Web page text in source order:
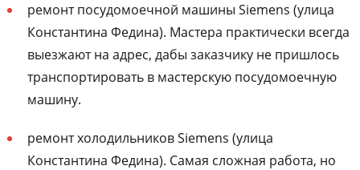
ремонт посудомоечной машины Siemens (улица
Константина Федина). Мастера практически всегда
выезжают на адрес, дабы заказчику не пришлось
транспортировать в мастерскую посудомоечную
машину.
ремонт холодильников Siemens (улица
Константина Федина). Самая сложная работа, но